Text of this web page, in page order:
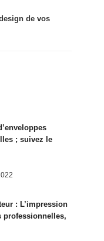
de vos
; suivez le
: L’impression
professionnelles,